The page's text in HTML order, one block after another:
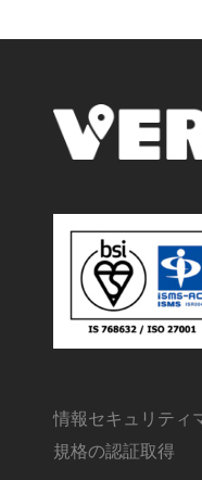
情報セキュリティ
規格の認証取得